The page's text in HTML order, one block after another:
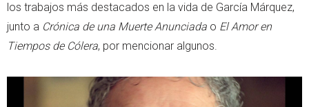
los trabajos más destacados en la vida de García Márquez,
junto a Crónica de una Muerte Anunciada o El Amor en
Tiempos de Cólera, por mencionar algunos.